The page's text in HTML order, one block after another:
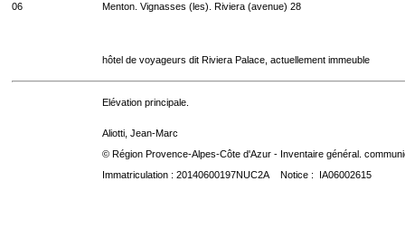
06 Menton. Vignasses (les). Riviera (avenue) 28
hôtel de voyageurs dit Riviera Palace, actuellement immeuble
Elévation principale.
Aliotti, Jean-Marc
© Région Provence-Alpes-Côte d'Azur - Inventaire général.
Immatriculation : 20140600197NUC2A Notice : IA06002615